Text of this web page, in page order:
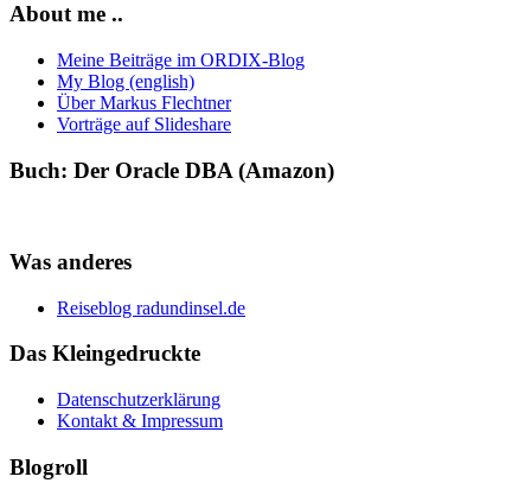
About me ..
Meine Beiträge im ORDIX-Blog
My Blog (english)
Über Markus Flechtner
Vorträge auf Slideshare
Buch: Der Oracle DBA (Amazon)
Was anderes
Reiseblog radundinsel.de
Das Kleingedruckte
Datenschutzerklärung
Kontakt & Impressum
Blogroll